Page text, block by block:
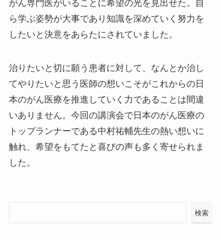
がん専門医がいることに希望の光を見出せた。自
ら学ぶ姿勢が大事であり知識を深めていく努力を
したいと決意をあらたにされていました。
治りたいと切に願う患者に対して、なんとか治し
てやりたいと思う医師の想いこそがこれからの日
本のがん医療を推進していく力であることは間違
いありません。今回の講演会で日本のがん医療の
トップランナーである中村祐輔先生の熱い想いに
触れ、希望をもてたと喜びの声も多く寄せられま
した。
検索